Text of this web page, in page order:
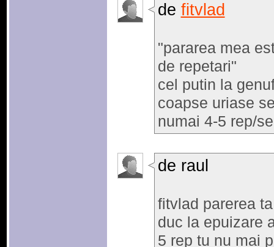
de fitvlad
"pararea mea
de repetari"
cel putin la
coapse uriase
numai 4-5 rep/
de raul
fitvlad parerea
duc la epuizare
5 rep tu nu mai